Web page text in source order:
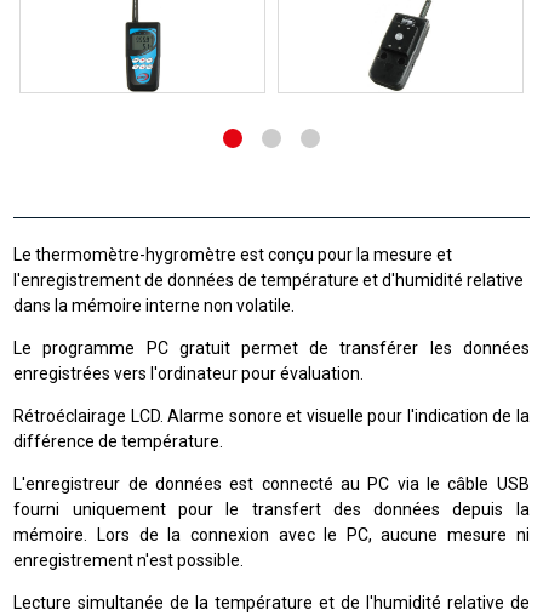
Le thermomètre-hygromètre est conçu pour la mesure et
l'enregistrement de données de température et d'humidité relative
dans la mémoire interne non volatile.
Le programme PC gratuit permet de transférer les données
enregistrées vers l'ordinateur pour évaluation.
Rétroéclairage LCD. Alarme sonore et visuelle pour l'indication de la
différence de température.
L'enregistreur de données est connecté au PC via le câble USB
fourni uniquement pour le transfert des données depuis la
mémoire. Lors de la connexion avec le PC, aucune mesure ni
enregistrement n'est possible.
Lecture simultanée de la température et de l'humidité relative de